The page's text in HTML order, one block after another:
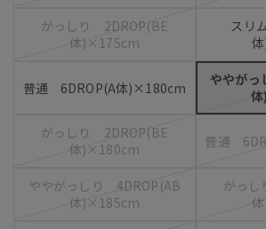
がっしり 2DROP(BE
体)×175cm
スリ
普通 6DROP(A体)×180cm
ややが
がっしり 2DROP(BE
体)×180cm
普通
ややがっしり 4DROP(AB
体)×185cm
がっ